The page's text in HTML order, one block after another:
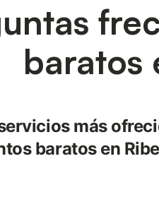
baratos
más
baratos en